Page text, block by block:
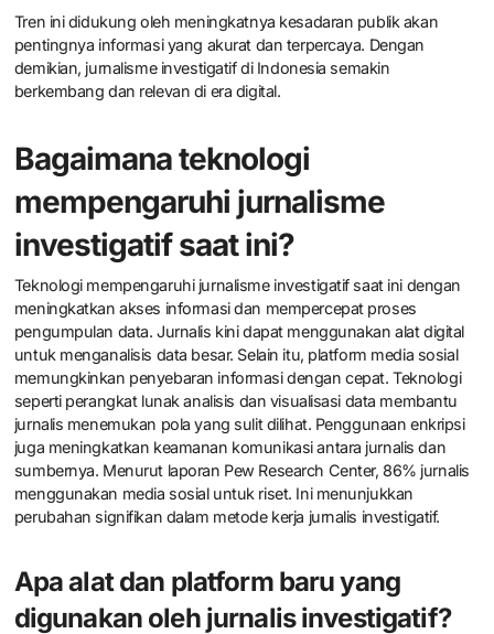
dalam memanfaatkan media sosial untuk menyebarluaskan
temuan mereka.
penyalahgunaan kekuasaan dengan lebih berani. Pelatihan dan
pendidikan bagi jurnalis juga meningkat, memperkuat
kemampuan mereka dalam melakukan investigasi.
Tren ini didukung oleh meningkatnya kesadaran publik akan
pentingnya informasi yang akurat dan terpercaya. Dengan
demikian, jurnalisme investigatif di Indonesia semakin
berkembang dan relevan di era digital.
Bagaimana teknologi
mempengaruhi jurnalisme
investigatif saat ini?
Teknologi mempengaruhi jurnalisme investigatif saat ini dengan
pengumpulan data. Jurnalis kini dapat menggunakan alat digital
untuk menganalisis data besar. Selain itu, platform media sosial
memungkinkan penyebaran informasi dengan cepat. Teknologi